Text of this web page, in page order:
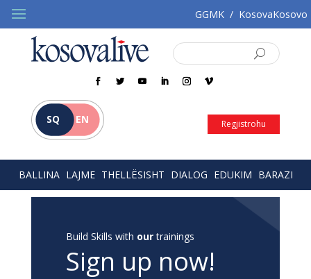
GGMK / KosovaKosovo
SQ EN Regjistrohu
BALLINA LAJME THELLËSISHT DIALOG EDUKIM BARAZI
Build Skills with ourtrainings
Sign up now!